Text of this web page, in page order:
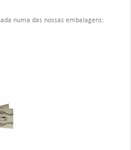
numa das nossas embalagens: